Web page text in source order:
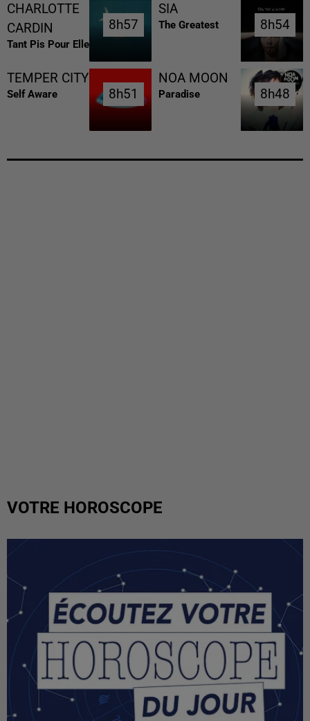
CHARLOTTE
CARDIN
Tant Pis Pour Elle
8h57
8h57
SIA
The Greatest 8h54
8h54
TEMPER CITY
Self Aware 8h51
8h51
NOA MOON
Paradise 8h48
8h48
VOTRE HOROSCOPE